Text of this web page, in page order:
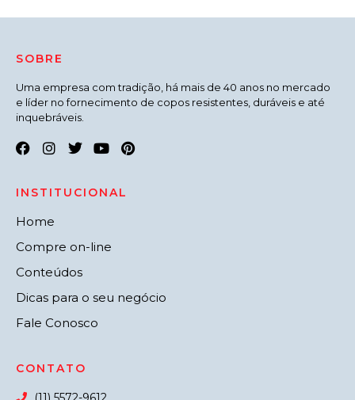
SOBRE
Uma empresa com tradição, há mais de 40 anos no mercado
e líder no fornecimento de copos resistentes, duráveis e até
inquebráveis.
INSTITUCIONAL
Home
Compre on-line
Conteúdos
Dicas para o seu negócio
Fale Conosco
CONTATO